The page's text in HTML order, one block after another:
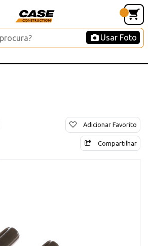
Usar Foto
Adicionar Favorito
Compartilhar